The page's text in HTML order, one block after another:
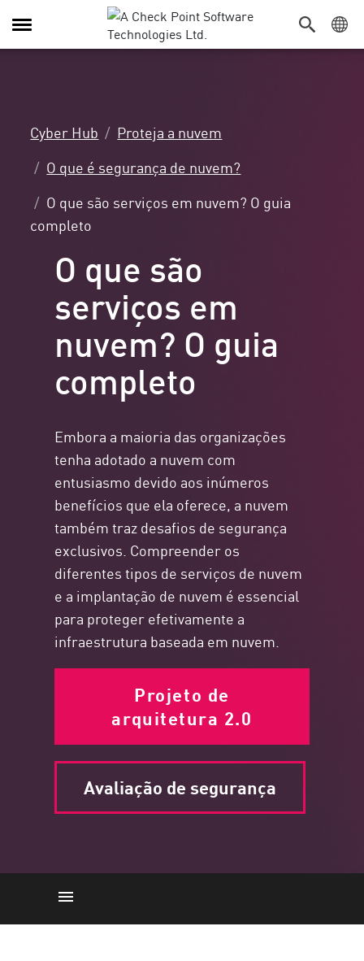
Alternar
navegação
Cyber Hub
Proteja a nuvem
O que é segurança de nuvem?
O que são serviços em nuvem? O guia
completo
O que são
serviços em
nuvem? O guia
completo
Embora a maioria das organizações
tenha adotado a nuvem com
entusiasmo devido aos inúmeros
benefícios que ela oferece, a nuvem
também traz desafios de segurança
exclusivos. Compreender os
diferentes tipos de serviços de nuvem
e a implantação de nuvem é essencial
para proteger efetivamente a
infraestrutura baseada em nuvem.
Projeto de
arquitetura 2.0
Avaliação de segurança